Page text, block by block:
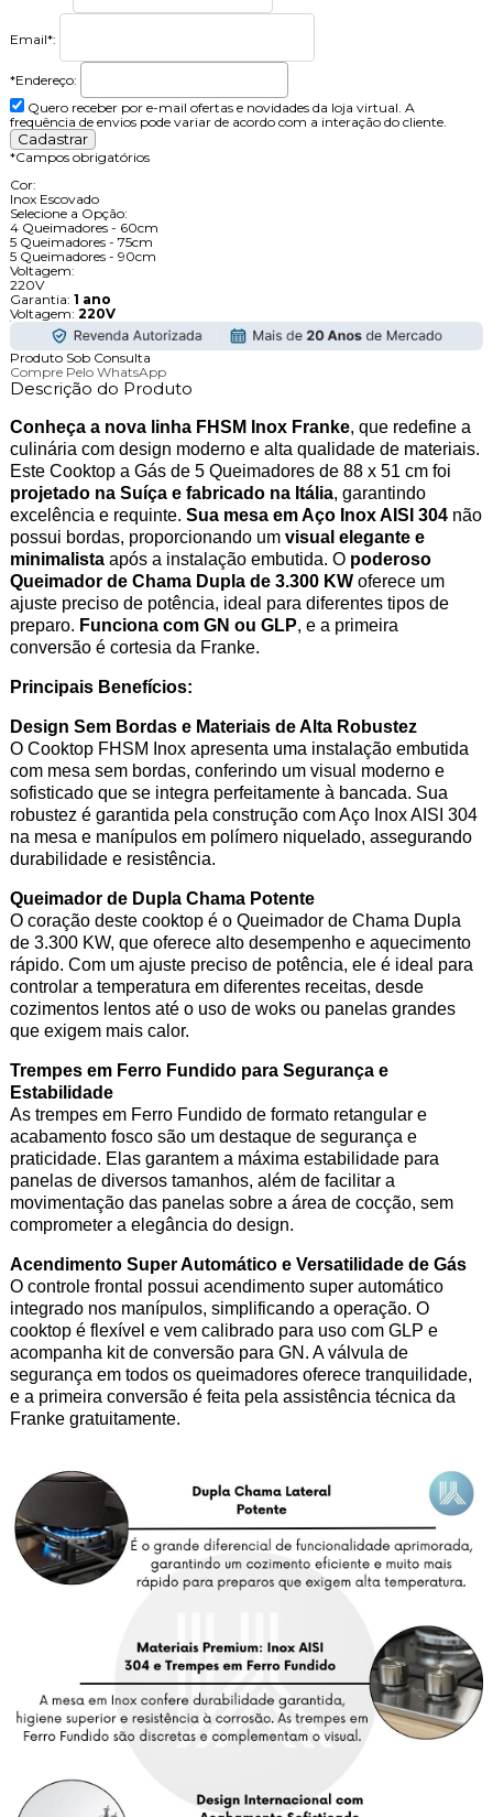
Email*:
*Endereço:
Quero receber por e-mail ofertas e novidades da loja virtual. A
frequência de envios pode variar de acordo com a interação do cliente.
*Campos obrigatórios
Cor:
Inox Escovado
Selecione a Opção:
4 Queimadores - 60cm
5 Queimadores - 75cm
5 Queimadores - 90cm
Voltagem:
220V
Garantia: 1 ano
Voltagem: 220V
Produto Sob Consulta
Compre Pelo WhatsApp
Descrição do Produto
Conheça a nova linha FHSM Inox Franke, que redefine a
culinária com design moderno e alta qualidade de materiais.
Este Cooktop a Gás de 5 Queimadores de 88 x 51 cm foi
projetado na Suíça e fabricado na Itália, garantindo
excelência e requinte. Sua mesa em Aço Inox AISI 304não
possui bordas, proporcionando um visual elegante e
minimalistaapós a instalação embutida. O poderoso
Queimador de Chama Dupla de 3.300 KWoferece um
ajuste preciso de potência, ideal para diferentes tipos de
preparo. Funciona com GN ou GLP, e a primeira
conversão é cortesia da Franke.
Principais Benefícios:
Design Sem Bordas e Materiais de Alta Robustez
O Cooktop FHSM Inox apresenta uma instalação embutida
com mesa sem bordas, conferindo um visual moderno e
sofisticado que se integra perfeitamente à bancada. Sua
robustez é garantida pela construção com Aço Inox AISI 304
na mesa e manípulos em polímero niquelado, assegurando
durabilidade e resistência.
Queimador de Dupla Chama Potente
O coração deste cooktop é o Queimador de Chama Dupla
de 3.300 KW, que oferece alto desempenho e aquecimento
rápido. Com um ajuste preciso de potência, ele é ideal para
controlar a temperatura em diferentes receitas, desde
cozimentos lentos até o uso de woks ou panelas grandes
que exigem mais calor.
Trempes em Ferro Fundido para Segurança e
Estabilidade
As trempes em Ferro Fundido de formato retangular e
acabamento fosco são um destaque de segurança e
praticidade. Elas garantem a máxima estabilidade para
panelas de diversos tamanhos, além de facilitar a
movimentação das panelas sobre a área de cocção, sem
comprometer a elegância do design.
Acendimento Super Automático e Versatilidade de Gás
O controle frontal possui acendimento super automático
integrado nos manípulos, simplificando a operação. O
cooktop é flexível e vem calibrado para uso com GLP e
acompanha kit de conversão para GN. A válvula de
segurança em todos os queimadores oferece tranquilidade,
e a primeira conversão é feita pela assistência técnica da
Franke gratuitamente.